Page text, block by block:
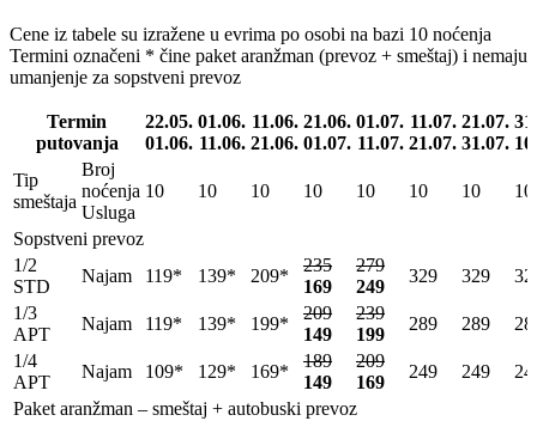
Cene iz tabele su izražene u evrima po osobi na bazi 10 noćenja
Termini označeni * čine paket aranžman (prevoz + smeštaj) i nemaju
umanjenje za sopstveni prevoz
Termin
putovanja
22.05.
01.06.
01.06.
11.06.
11.06.
21.06.
21.06.
01.07.
01.07.
11.07.
11.07.
21.07.
21.07.
31.07.
Tip
smeštaja
Broj
noćenja
Usluga
10 10 10 10 10 10 10 10
Sopstveni prevoz
1/2
STD
Najam 119* 139* 209*
235
169
279
249
329 329
1/3
APT
Najam 119* 139* 199*
209
149
239
199
289 289
1/4
APT
Najam 109* 129* 169*
189
149
209
169
249 249
Paket aranžman – smeštaj + autobuski prevoz